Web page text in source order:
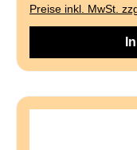
Preise inkl. MwSt.